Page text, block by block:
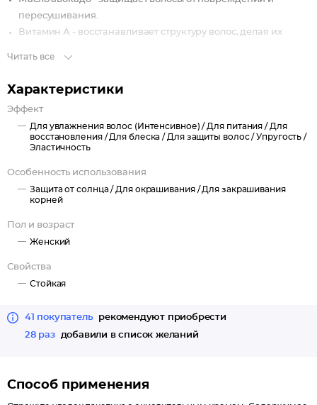
пересушивания.
Витамин А - восстанавливает структуру волос, делая их
воздействия УФ-лучей.
Пантенол - активный ингредиент, который проникает
внутрь волос, питает и увлажняет их изнутри.
Читать все
Характеристики
Эффект
Для увлажнения волос (Интенсивное) / Для питания / Для
восстановления /Для блеска / Для защиты волос /Упругость /
Эластичность
Особенность использования
Защита от солнца / Для окрашивания /Для закрашивания
корней
Пол и возраст
Женский
Свойства
Стойкая
41 покупатель
рекомендуют приобрести
28 раз
добавили в список желаний
Способ применения